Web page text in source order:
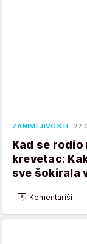
ZANIMLJIVOSTI
Kad se rodio
krevetac:
sve šokirala
Komentariši